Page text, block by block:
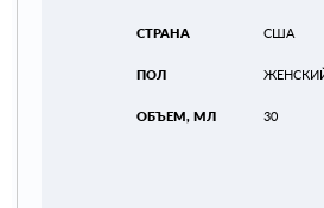
СТРАНА
ПОЛ
ОБЪЕМ, МЛ
США
30